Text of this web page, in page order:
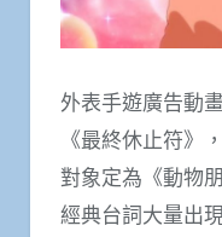
外表手遊廣告動
《最終休止符》
對象定為《動物
經典台詞大量出